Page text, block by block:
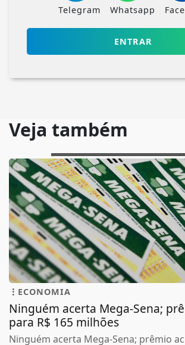
Telegram Whatsapp
ENTRAR
Veja também
ECONOMIA
Ninguém acerta Mega-Sena;
para R$ 165 milhões
Ninguém acerta Mega-Sena; prêmio